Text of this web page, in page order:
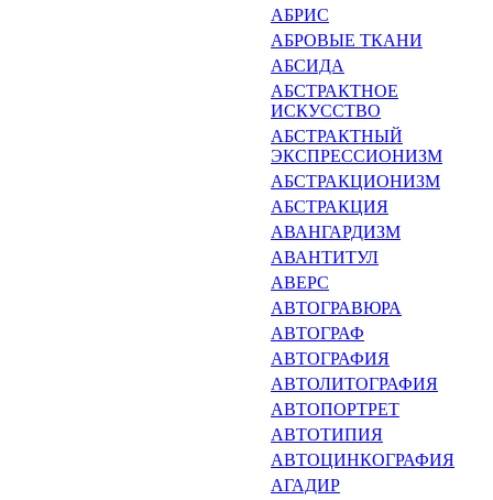
АБРИС
АБРОВЫЕ ТКАНИ
АБСИДА
АБСТРАКТНОЕ
ИСКУССТВО
АБСТРАКТНЫЙ
ЭКСПРЕССИО­НИЗМ
АБСТРАКЦИОНИЗМ
АБСТРАКЦИЯ
АВАНГАРДИЗМ
АВАНТИТУЛ
АВЕРС
АВТОГРАВЮРА
АВТОГРАФ
АВТОГРАФИЯ
АВТОЛИТОГРАФИЯ
АВТОПОРТРЕТ
АВТОТИПИЯ
АВТОЦИНКОГРАФИЯ
АГАДИР